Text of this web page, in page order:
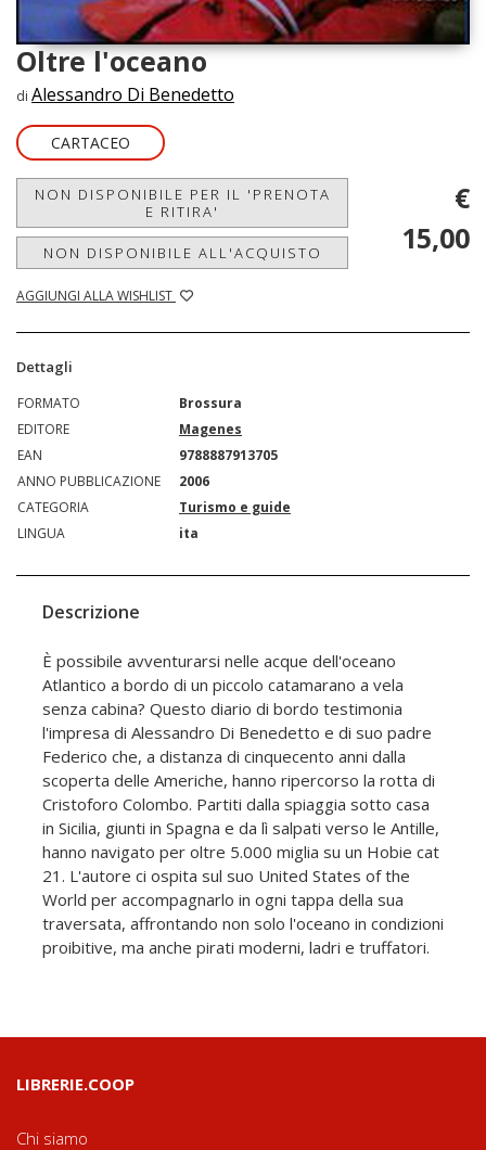
Oltre l'oceano
di Alessandro Di Benedetto
CARTACEO
NON DISPONIBILE PER IL 'PRENOTA
E RITIRA'
NON DISPONIBILE ALL'ACQUISTO
AGGIUNGI ALLA WISHLIST
€
15,00
Dettagli
FORMATO
Brossura
EDITORE
Magenes
EAN
9788887913705
ANNO PUBBLICAZIONE
2006
CATEGORIA
Turismo e guide
LINGUA
ita
Descrizione
È possibile avventurarsi nelle acque dell'oceano
Atlantico a bordo di un piccolo catamarano a vela
senza cabina? Questo diario di bordo testimonia
l'impresa di Alessandro Di Benedetto e di suo padre
Federico che, a distanza di cinquecento anni dalla
scoperta delle Americhe, hanno ripercorso la rotta di
Cristoforo Colombo. Partiti dalla spiaggia sotto casa
in Sicilia, giunti in Spagna e da lì salpati verso le Antille,
hanno navigato per oltre 5.000 miglia su un Hobie cat
21. L'autore ci ospita sul suo United States of the
World per accompagnarlo in ogni tappa della sua
traversata, affrontando non solo l'oceano in condizioni
proibitive, ma anche pirati moderni, ladri e truffatori.
LIBRERIE.COOP
Chi siamo